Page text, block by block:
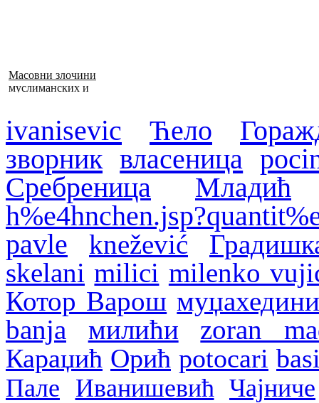
Масовни злочини
муслиманских и
ivanisevic Ћело
зворник власеница
Сребреница
Младић
pavle
knežević
skelani milici milenko
Котор Варош
banja
милићи
zoran
Караџић Орић potocari
Пале Иванишевић Чајниче